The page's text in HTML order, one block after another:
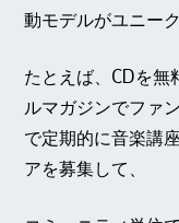
動モデルがユニー
たとえば、CDを無
ルマガジンでファ
で定期的に音楽講
アを募集して、